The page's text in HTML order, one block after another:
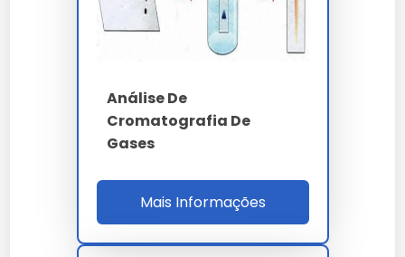
PARÂMETRO ESPECIFICAÇÃO
Coluna HPLC
C18 250x4.6 mm x 5
Pressão UHPLC
até 1300 bar
Limite detecção GC
inferior a 1 ppm v/v
Análise De
Cromatografia De
Gases
Mais Informações